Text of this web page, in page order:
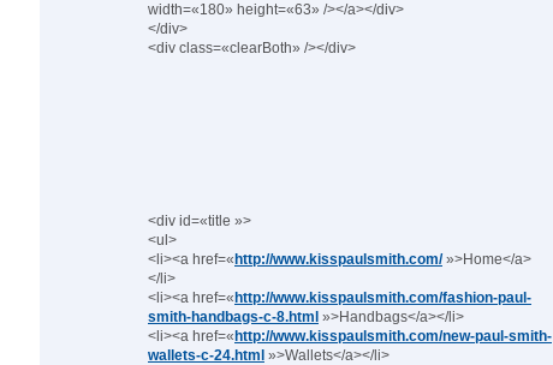
width=«180» height=«63» /></a></div>
</div>
<div class=«clearBoth» /></div>
<div id=«title »>
<ul>
<li><a href=« http://www.kisspaulsmith.com/»>Home</a>
</li>
<li><a href=« http://www.kisspaulsmith.com/fashion-paul-
smith-handbags-c-8.html »>Handbags</a></li>
<li><a href=« http://www.kisspaulsmith.com/new-paul-smith-
wallets-c-24.html »>Wallets</a></li>